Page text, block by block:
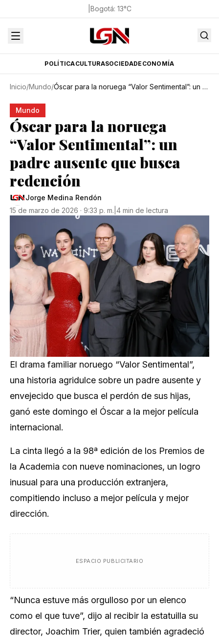
Bogotá: 13°C
POLÍTICACULTURASOCIEDADECONOMÍA
Inicio/Mundo/ Óscar para la noruega “Valor Sentimental”: un padre ausente que busca redención
Mundo
Óscar para la noruega
“Valor Sentimental”: un
padre ausente que busca
redención
Jorge Medina Rendón
15 de marzo de 2026 · 9:33 p. m. 4 min de lectura
El drama familiar noruego “Valor Sentimental”,
una historia agridulce sobre un padre ausente y
envejecido que busca el perdón de sus hijas,
ganó este domingo el Óscar a la mejor película
internacional.
La cinta llegó a la 98ª edición de los Premios de
la Academia con nueve nominaciones, un logro
inusual para una producción extranjera,
compitiendo incluso a mejor película y mejor
dirección.
ESPACIO PUBLICITARIO
“Nunca estuve más orgulloso por un elenco
como el que tuve”, dijo al recibir la estatuilla su
director, Joachim Trier, quien también agradeció